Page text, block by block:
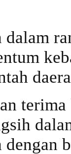
dalam